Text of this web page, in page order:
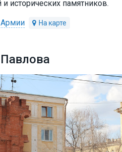
исторических памятников.
Армии